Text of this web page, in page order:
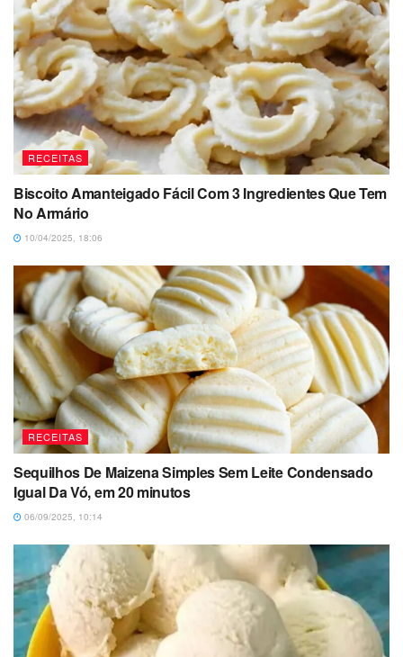
RECEITAS
Biscoito Amanteigado Fácil Com 3 Ingredientes Que Tem
No Armário
10/04/2025, 18:06
RECEITAS
Sequilhos De Maizena Simples Sem Leite Condensado
Igual Da Vó, em 20 minutos
06/09/2025, 10:14